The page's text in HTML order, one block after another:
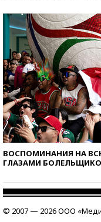
ВОСПОМИНАНИЯ НА
ГЛАЗАМИ
© 2007 — 2026 ООО